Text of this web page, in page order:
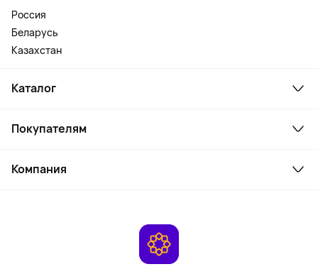
Россия
Беларусь
Казахстан
Каталог
Ноутбуки, мониторы, VR
Косметика и уход
Покупателям
Как заказать
Компания